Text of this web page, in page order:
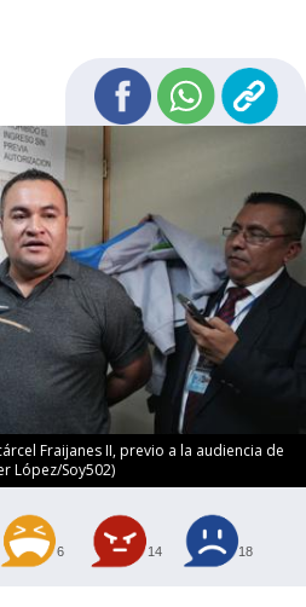
Fraijanes II, previo a la audiencia de
López/Soy502)
6 14 18